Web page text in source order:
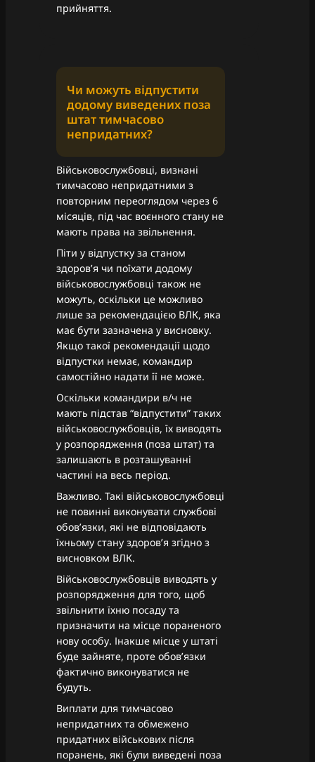
прийняття.
Чи можуть відпустити
додому виведених поза
штат тимчасово
непридатних?
Військовослужбовці, визнані
тимчасово непридатними з
повторним переоглядом через 6
місяців, під час воєнного стану не
мають права на звільнення.
Піти у відпустку за станом
здоровʼя чи поїхати додому
військовослужбовці також не
можуть, оскільки це можливо
лише за рекомендацією ВЛК, яка
має бути зазначена у висновку.
Якщо такої рекомендації щодо
відпустки немає, командир
самостійно надати її не може.
Оскільки командири в/ч не
мають підстав “відпустити” таких
військовослужбовців, їх виводять
у розпорядження (поза штат) та
залишають в розташуванні
частині на весь період.
Важливо. Такі військовослужбовці
не повинні виконувати службові
обовʼязки, які не відповідають
їхньому стану здоровʼя згідно з
висновком ВЛК.
Військовослужбовців виводять у
розпорядження для того, щоб
звільнити їхню посаду та
призначити на місце пораненого
нову особу. Інакше місце у штаті
буде зайняте, проте обовʼязки
фактично виконуватися не
будуть.
Виплати для тимчасово
непридатних та обмежено
придатних військових після
поранень, які були виведені поза